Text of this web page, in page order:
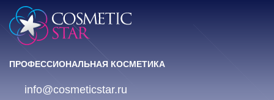
ПРОФЕССИОНАЛЬНАЯ КОСМЕТИКА
info@cosmeticstar.ru